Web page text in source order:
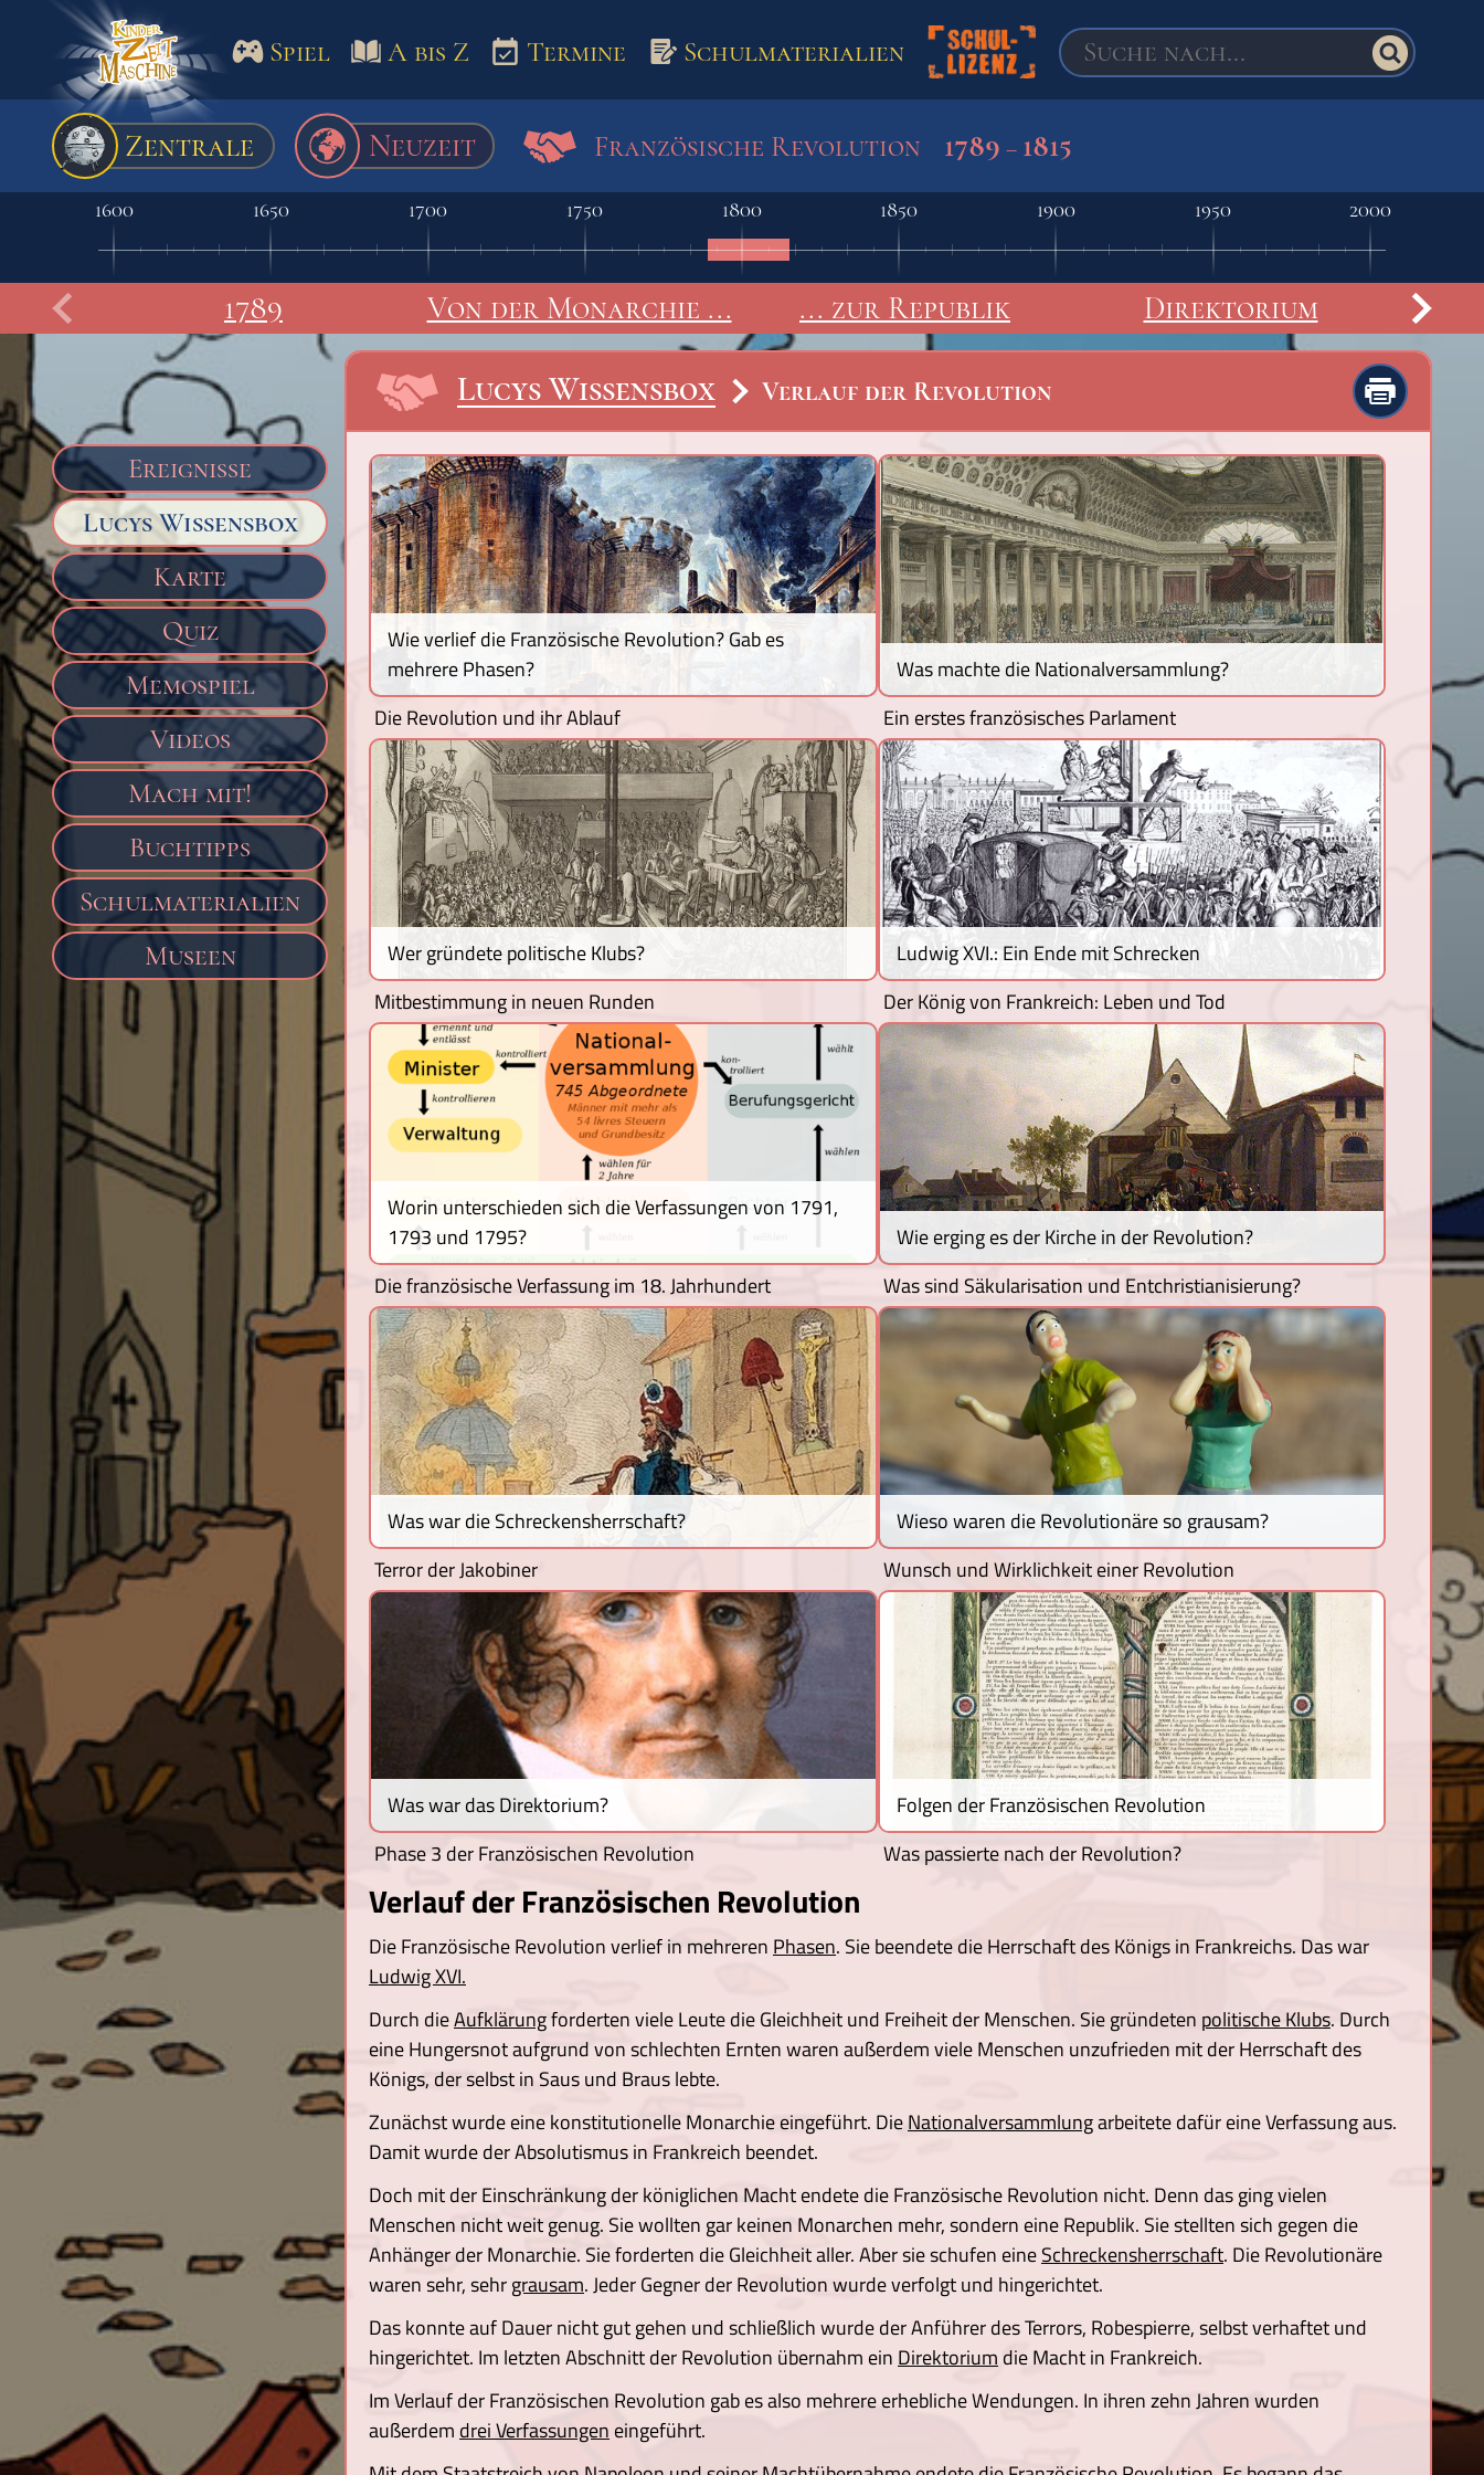
Spiel
Termine
Schulmaterialien
Spiel A bis Z Termine Schulmaterialien
Zentrale Neuzeit Französische Revolution 1789 – 1815
1600 1650 1700 1750 1800 1850 1900 1950 2000
1789 Von der Monarchie ... ... zur Republik Direktorium
Ereignisse
Lucys Wissensbox
Karte
Quiz
Memospiel
Videos
Mach mit!
Buchtipps
Schulmaterialien
Museen
Lucys Wissensbox Verlauf der Revolution
Wie verlief die Französische Revolution? Gab es
mehrere Phasen?
Die Revolution und ihr Ablauf
Was machte die Nationalversammlung?
Ein erstes französisches Parlament
Wer gründete politische Klubs?
Mitbestimmung in neuen Runden
Ludwig XVI.: Ein Ende mit Schrecken
Der König von Frankreich: Leben und Tod
Worin unterschieden sich die Verfassungen von 1791,
1793 und 1795?
Die französische Verfassung im 18. Jahrhundert
Wie erging es der Kirche in der Revolution?
Was sind Säkularisation und Entchristianisierung?
Was war die Schreckensherrschaft?
Terror der Jakobiner
Wieso waren die Revolutionäre so grausam?
Wunsch und Wirklichkeit einer Revolution
Was war das Direktorium?
Phase 3 der Französischen Revolution
Folgen der Französischen Revolution
Was passierte nach der Revolution?
Verlauf der Französischen Revolution
Die Französische Revolution verlief in mehreren Phasen. Sie beendete die Herrschaft des Königs in Frankreichs. Das war
Ludwig XVI.
Durch dieAufklärungforderten viele Leute die Gleichheit und Freiheit der Menschen. Sie gründeten politische Klubs. Durch
eine Hungersnot aufgrund von schlechten Ernten waren außerdem viele Menschen unzufrieden mit der Herrschaft des
Königs, der selbst in Saus und Braus lebte.
Zunächst wurde eine konstitutionelle Monarchie eingeführt. DieNationalversammlungarbeitete dafür eine Verfassung aus.
Damit wurde der Absolutismus in Frankreich beendet.
Doch mit der Einschränkung der königlichen Macht endete die Französische Revolution nicht. Denn das ging vielen
Menschen nicht weit genug. Sie wollten gar keinen Monarchen mehr, sondern eine Republik. Sie stellten sich gegen die
Anhänger der Monarchie. Sie forderten die Gleichheit aller. Aber sie schufen eineSchreckensherrschaft. Die Revolutionäre
waren sehr, sehrgrausam. Jeder Gegner der Revolution wurde verfolgt und hingerichtet.
Das konnte auf Dauer nicht gut gehen und schließlich wurde der Anführer des Terrors, Robespierre, selbst verhaftet und
hingerichtet. Im letzten Abschnitt der Revolution übernahm ein Direktorium die Macht in Frankreich.
Im Verlauf der Französischen Revolution gab es also mehrere erhebliche Wendungen. In ihren zehn Jahren wurden
außerdem drei Verfassungen eingeführt.